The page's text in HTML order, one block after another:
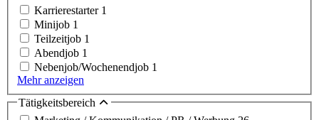
Karrierestarter 1
Minijob 1
Teilzeitjob 1
Abendjob 1
Nebenjob/Wochenendjob 1
Mehr anzeigen
Tätigkeitsbereich